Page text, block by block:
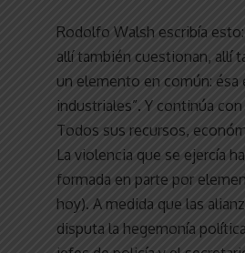
Rodolfo Walsh escribía
allí también cuestionan, allí
un elemento en común: ésa
industriales”. Y continúa
Todos sus recursos,
La violencia que se ejercía
formada en parte por
hoy). A medida que las
disputa la hegemonía